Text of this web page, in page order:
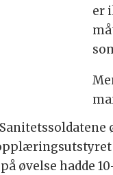
er
øvelse hadde